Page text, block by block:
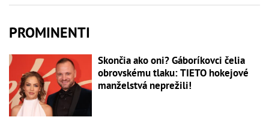
PROMINENTI
Skončia ako oni? Gáboríkovci čelia
obrovskému tlaku: TIETO hokejové
manželstvá neprežili!